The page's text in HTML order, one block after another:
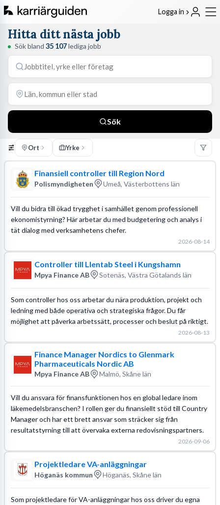
Logga in
Hitta ditt nästa jobb
Sök bland 35 107lediga jobb
Sök
Ort Yrke
Finansiell controller till Region Nord
Polismyndigheten Umeå, Västerbottens län
Vill du bidra till ökad trygghet i samhället genom professionell
ekonomistyrning? Här arbetar du med budgetering och analys i
tät dialog med verksamhetens chefer.
2026-08-14
Controller till Llentab Steel i Kungshamn
Mpya Finance AB Sotenäs, Västra Götalands län
Som controller hos oss arbetar du nära produktion, projekt och
ledning med både operativa och strategiska frågor. Du får
möjlighet att påverka arbetssätt, processer och beslut på riktigt.
2026-08-13
Finance Manager Nordics to Glenmark
Pharmaceuticals Nordic AB
Mpya Finance AB Malmö, Skåne län
Vill du ansvara för finansfunktionen hos en global ledare inom
läkemedelsbranschen? I rollen ger du finansiellt stöd till Country
Manager och har ett brett ansvar som sträcker sig från
resultatstyrning till att övervaka externa redovisningspartners.
2026-09-06
Projektledare VA-anläggningar
Höganäs kommun Höganäs, Skåne län
Som projektledare för VA-anläggningar hos oss driver du egna